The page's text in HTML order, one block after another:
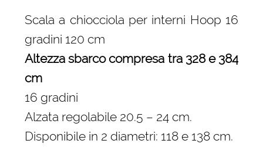
Scala a chiocciola per interni Hoop 16
gradini 120 cm
Altezza sbarco compresa tra 328 e 384
cm
16 gradini
Alzata regolabile 20.5 – 24 cm.
Disponibile in 2 diametri: 118 e 138 cm.